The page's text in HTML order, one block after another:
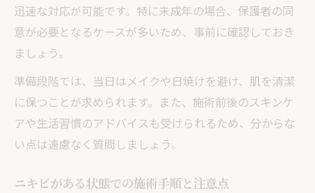
迅速な対応が可能です。特に未成年の場合、保護者の同
意が必要となるケースが多いため、事前に確認しておき
ましょう。
準備段階では、当日はメイクや日焼けを避け、肌を清潔
に保つことが求められます。また、施術前後のスキンケ
アや生活習慣のアドバイスも受けられるため、分からな
い点は遠慮なく質問しましょう。
ニキビがある状態での施術手順と注意点